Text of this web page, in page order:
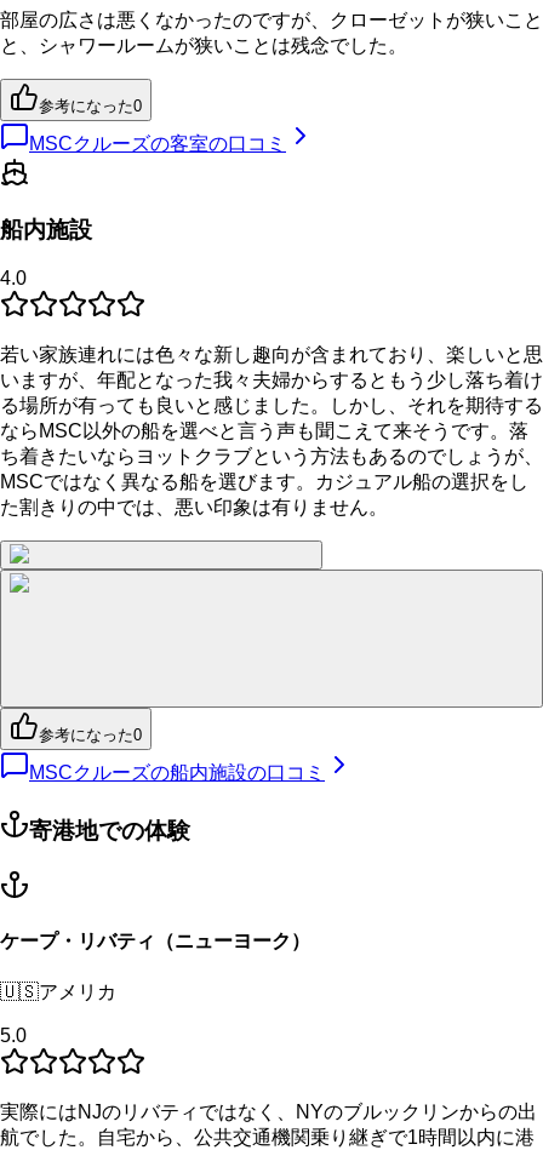
部屋の広さは悪くなかったのですが、クローゼットが狭いこと
と、シャワールームが狭いことは残念でした。
参考になった0
MSCクルーズの客室の口コミ
船内施設
4.0
若い家族連れには色々な新し趣向が含まれており、楽しいと思
いますが、年配となった我々夫婦からするともう少し落ち着け
る場所が有っても良いと感じました。しかし、それを期待する
ならMSC以外の船を選べと言う声も聞こえて来そうです。落
ち着きたいならヨットクラブという方法もあるのでしょうが、
MSCではなく異なる船を選びます。カジュアル船の選択をし
た割きりの中では、悪い印象は有りません。
参考になった0
MSCクルーズの船内施設の口コミ
寄港地での体験
ケープ・リバティ（ニューヨーク）
🇺🇸アメリカ
5.0
実際にはNJのリバティではなく、NYのブルックリンからの出
航でした。自宅から、公共交通機関乗り継ぎで1時間以内に港